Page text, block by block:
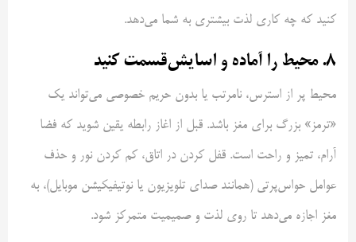
کنید که چه کاری لذت بیشتری به شما می‌دهد.
۸. محیط را آماده و اسایش‌قسمت کنید
محیط پر از استرس، نامرتب یا بدون حریم خصوصی می‌تواند یک
«ترمز» بزرگ برای مغز باشد. قبل از اغاز رابطه یقین شوید که فضا
آرام، تمیز و راحت است. قفل کردن در اتاق، کم کردن نور و حذف
عوامل حواس‌پرتی (همانند صدای تلویزیون یا نوتیفیکیشن موبایل)، به
مغز اجازه می‌دهد تا روی لذت و صمیمیت متمرکز شود.